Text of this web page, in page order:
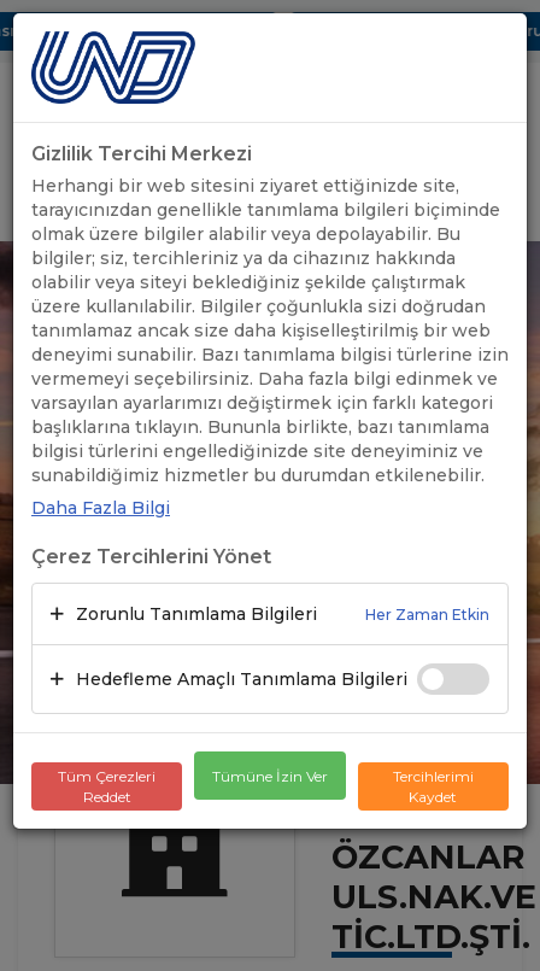
Dijital UBAK Bölümü Hakkında UND, Yunanistan Vize
Uluslararası Nakliyeciler Derneği
GİRİŞ YAP
ÖZCANLAR
ULS.NAK.VE
TIC.LTD.ŞTI.
Gizlilik Tercihi Merkezi
Herhangi bir web sitesini ziyaret ettiğinizde site,
tarayıcınızdan genellikle tanımlama bilgileri biçiminde
olmak üzere bilgiler alabilir veya depolayabilir. Bu
bilgiler; siz, tercihleriniz ya da cihazınız hakkında
olabilir veya siteyi beklediğiniz şekilde çalıştırmak
üzere kullanılabilir. Bilgiler çoğunlukla sizi doğrudan
tanımlamaz ancak size daha kişiselleştirilmiş bir web
deneyimi sunabilir. Bazı tanımlama bilgisi türlerine izin
vermemeyi seçebilirsiniz. Daha fazla bilgi edinmek ve
varsayılan ayarlarımızı değiştirmek için farklı kategori
başlıklarına tıklayın. Bununla birlikte, bazı tanımlama
bilgisi türlerini engellediğinizde site deneyiminiz ve
sunabildiğimiz hizmetler bu durumdan etkilenebilir.
Daha Fazla Bilgi
Çerez Tercihlerini Yönet
Zorunlu Tanımlama Bilgileri Her Zaman Etkin
Hedefleme Amaçlı Tanımlama Bilgileri
Tüm Çerezleri
Reddet
Tümüne İzin Ver
Tercihlerimi
Kaydet